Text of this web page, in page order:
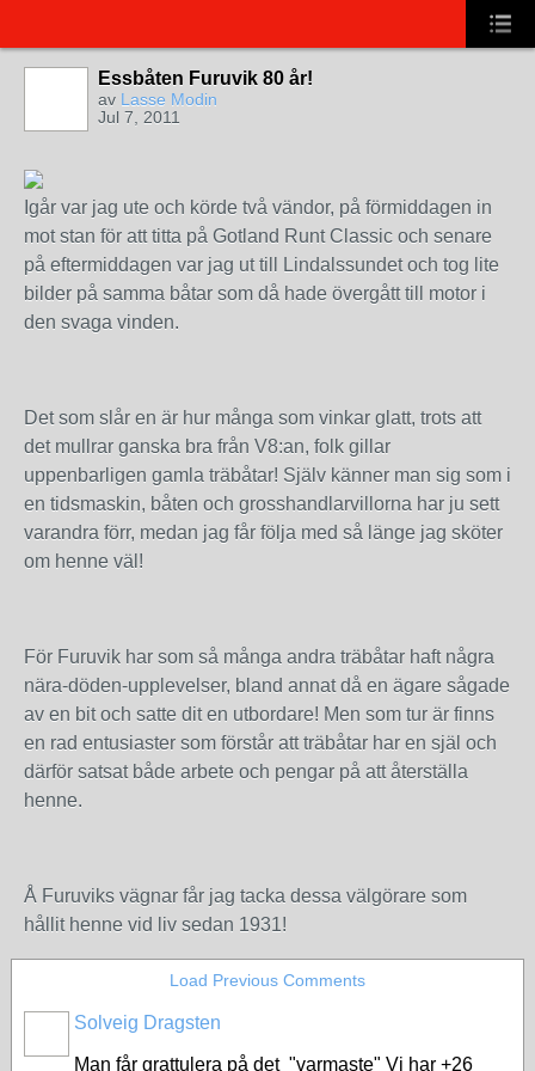
Essbåten Furuvik 80 år!
av Lasse Modin
Jul 7, 2011
Igår var jag ute och körde två vändor, på förmiddagen in
mot stan för att titta på Gotland Runt Classic och senare
på eftermiddagen var jag ut till Lindalssundet och tog lite
bilder på samma båtar som då hade övergått till motor i
den svaga vinden.
Det som slår en är hur många som vinkar glatt, trots att
det mullrar ganska bra från V8:an, folk gillar
uppenbarligen gamla träbåtar! Själv känner man sig som i
en tidsmaskin, båten och grosshandlarvillorna har ju sett
varandra förr, medan jag får följa med så länge jag sköter
om henne väl!
För Furuvik har som så många andra träbåtar haft några
nära-döden-upplevelser, bland annat då en ägare sågade
av en bit och satte dit en utbordare! Men som tur är finns
en rad entusiaster som förstår att träbåtar har en själ och
därför satsat både arbete och pengar på att återställa
henne.
Å Furuviks vägnar får jag tacka dessa välgörare som
hållit henne vid liv sedan 1931!
Load Previous Comments
Solveig Dragsten
Man får grattulera på det "varmaste" Vi har +26